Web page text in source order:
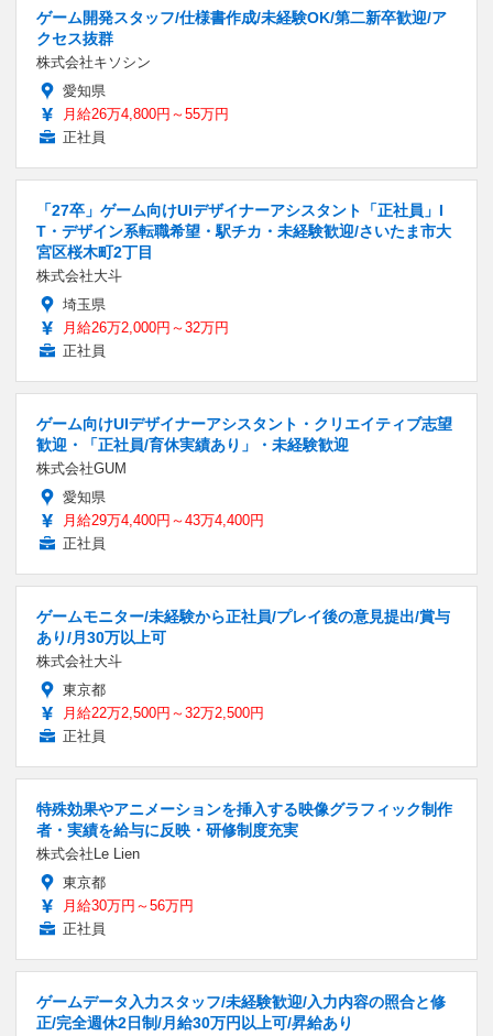
ゲーム開発スタッフ/仕様書作成/未経験OK/第二新卒歓迎/ア
クセス抜群
株式会社キソシン
愛知県
月給26万4,800円～55万円
正社員
「27卒」ゲーム向けUIデザイナーアシスタント「正社員」I
T・デザイン系転職希望・駅チカ・未経験歓迎/さいたま市大
宮区桜木町2丁目
株式会社大斗
埼玉県
月給26万2,000円～32万円
正社員
ゲーム向けUIデザイナーアシスタント・クリエイティブ志望
歓迎・「正社員/育休実績あり」・未経験歓迎
株式会社GUM
愛知県
月給29万4,400円～43万4,400円
正社員
ゲームモニター/未経験から正社員/プレイ後の意見提出/賞与
あり/月30万以上可
株式会社大斗
東京都
月給22万2,500円～32万2,500円
正社員
特殊効果やアニメーションを挿入する映像グラフィック制作
者・実績を給与に反映・研修制度充実
株式会社Le Lien
東京都
月給30万円～56万円
正社員
ゲームデータ入力スタッフ/未経験歓迎/入力内容の照合と修
正/完全週休2日制/月給30万円以上可/昇給あり